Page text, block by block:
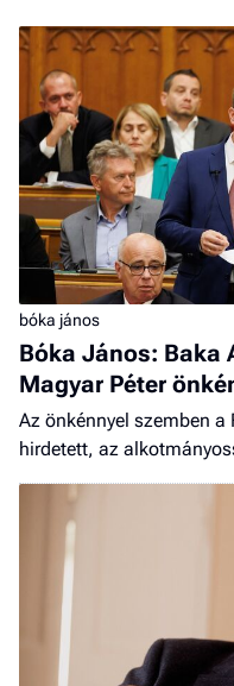
bóka jános
Bóka János: Baka
Magyar Péter
Az önkénnyel szemben
hirdetett, az